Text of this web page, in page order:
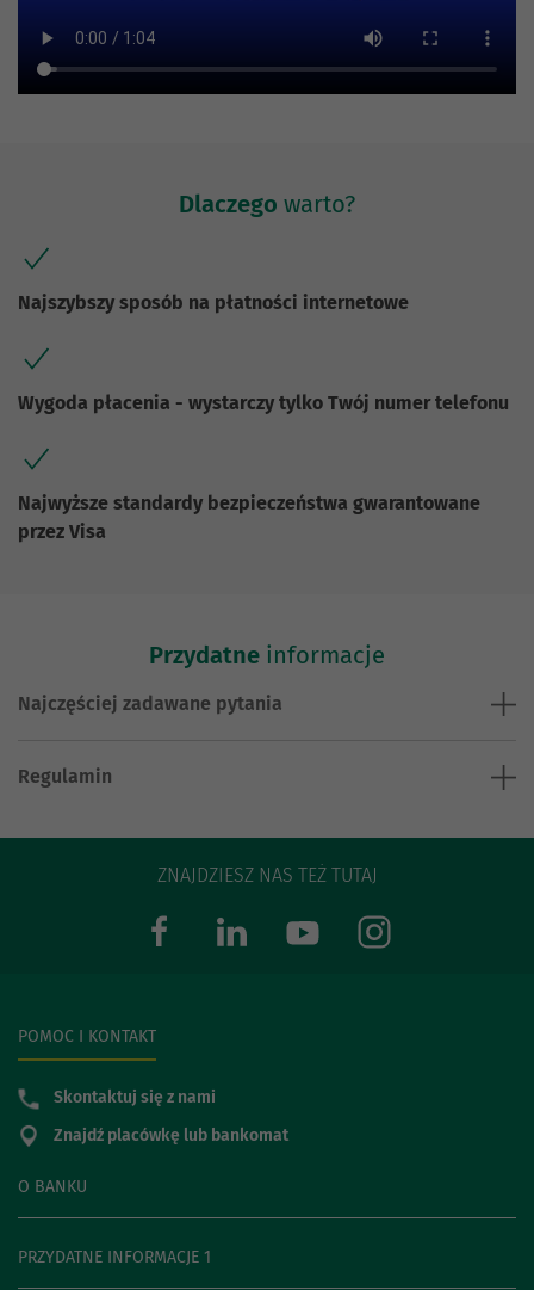
Dlaczego warto?
Najszybszy sposób na płatności internetowe
Wygoda płacenia - wystarczy tylko Twój numer telefonu
Najwyższe standardy bezpieczeństwa gwarantowane
przez Visa
Przydatne informacje
Najczęściej zadawane pytania
Regulamin
ZNAJDZIESZ NAS TEŻ TUTAJ
O BANKU
PRZYDATNE INFORMACJE 1
POMOC I KONTAKT
Skontaktuj się z nami
Znajdź placówkę lub bankomat